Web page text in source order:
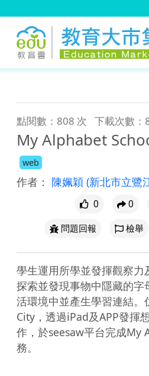
點閱數：808 次 下載次數：
My Alphabet
web
作者： 陳姵穎 (新北市立鷺
0 0
問題回報
檢舉
學生運用所學並發揮觀察力
探索並發現事物中隱藏的字
活環境中並產生學習連結
City，透過iPad及APP發揮
作，於seesaw平台完成My